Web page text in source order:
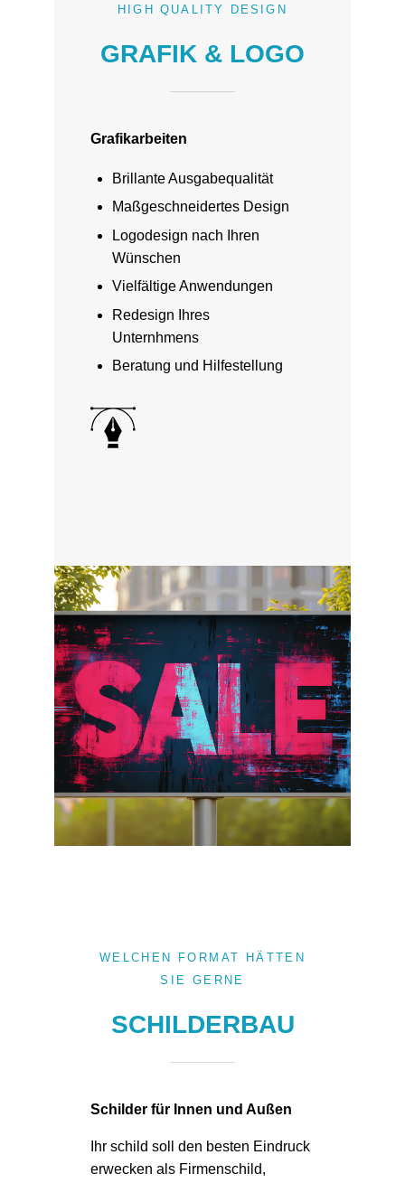
HIGH QUALITY DESIGN
GRAFIK & LOGO
Grafikarbeiten
Brillante Ausgabequalität
Maßgeschneidertes Design
Logodesign nach Ihren
Wünschen
Vielfältige Anwendungen
Redesign Ihres
Unternhmens
Beratung und Hilfestellung
WELCHEN FORMAT HÄTTEN
SIE GERNE
SCHILDERBAU
Schilder für Innen und Außen
Ihr schild soll den besten Eindruck
erwecken als Firmenschild,